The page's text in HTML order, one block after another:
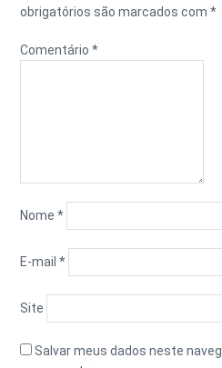
obrigatórios são marcados com*
Comentário*
Nome*
E-mail*
Site
Salvar meus dados neste